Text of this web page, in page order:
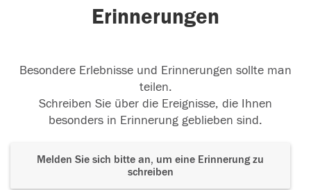
Erinnerungen
Besondere Erlebnisse und Erinnerungen sollte man
teilen.
Schreiben Sie über die Ereignisse, die Ihnen
besonders in Erinnerung geblieben sind.
Melden Sie sich bitte an, um eine Erinnerung zu
schreiben